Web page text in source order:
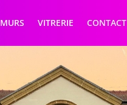
MURS VITRERIE CONTACT